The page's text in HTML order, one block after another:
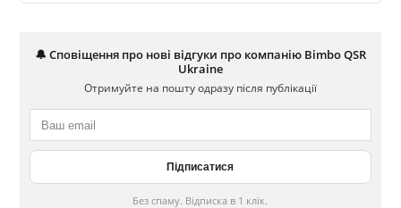
🔔 Сповіщення про нові відгуки про компанію Bimbo QSR
Ukraine
Отримуйте на пошту одразу після публікації
Без спаму. Відписка в 1 клік.